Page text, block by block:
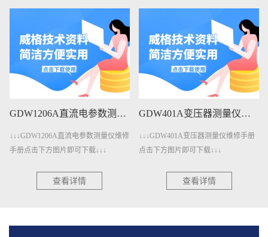
GDW1206A直流电参数测量仪维修手册下载
↓↓↓GDW1206A直流电参数测量仪维修
手册点击下方图片即可下载↓↓↓
查看详情
GDW401A变压器测量仪维修手册下载
↓↓↓GDW401A变压器测量仪维修手册
点击下方图片即可下载↓↓↓
查看详情